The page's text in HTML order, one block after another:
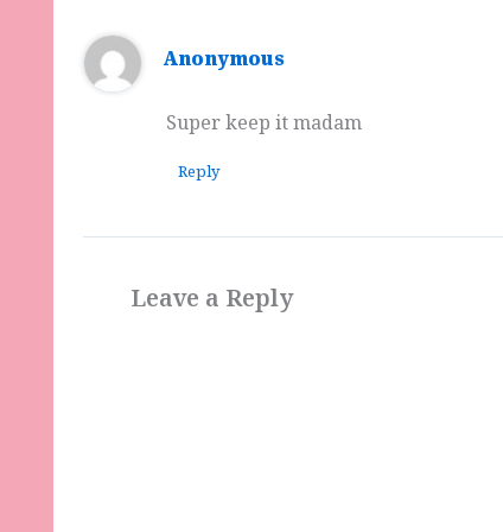
Anonymous
Super keep it madam
Reply
Leave a Reply